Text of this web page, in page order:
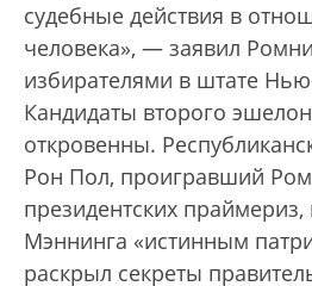
судебные действия в
человека», — заявил
избирателями в штате
Кандидаты второго
откровенны.
Рон Пол, проигравший
президентских праймериз,
Мэннинга «истинным
раскрыл секреты